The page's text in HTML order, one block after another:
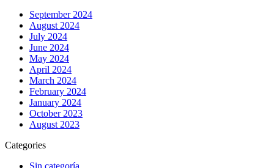
September 2024
August 2024
July 2024
June 2024
May 2024
April 2024
March 2024
February 2024
January 2024
October 2023
August 2023
Categories